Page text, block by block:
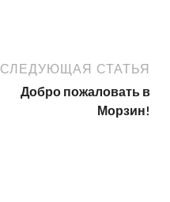
СЛЕДУЮЩАЯ СТАТЬЯ
Добро пожаловать в
Морзин!